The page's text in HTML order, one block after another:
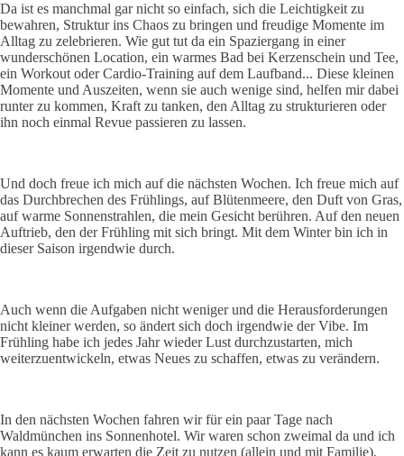
Da ist es manchmal gar nicht so einfach, sich die Leichtigkeit zu
bewahren, Struktur ins Chaos zu bringen und freudige Momente im
Alltag zu zelebrieren. Wie gut tut da ein Spaziergang in einer
wunderschönen Location, ein warmes Bad bei Kerzenschein und Tee,
ein Workout oder Cardio-Training auf dem Laufband... Diese kleinen
Momente und Auszeiten, wenn sie auch wenige sind, helfen mir dabei
runter zu kommen, Kraft zu tanken, den Alltag zu strukturieren oder
ihn noch einmal Revue passieren zu lassen.
Und doch freue ich mich auf die nächsten Wochen. Ich freue mich auf
das Durchbrechen des Frühlings, auf Blütenmeere, den Duft von Gras,
auf warme Sonnenstrahlen, die mein Gesicht berühren. Auf den neuen
Auftrieb, den der Frühling mit sich bringt. Mit dem Winter bin ich in
dieser Saison irgendwie durch.
Auch wenn die Aufgaben nicht weniger und die Herausforderungen
nicht kleiner werden, so ändert sich doch irgendwie der Vibe. Im
Frühling habe ich jedes Jahr wieder Lust durchzustarten, mich
weiterzuentwickeln, etwas Neues zu schaffen, etwas zu verändern.
In den nächsten Wochen fahren wir für ein paar Tage nach
Waldmünchen ins Sonnenhotel. Wir waren schon zweimal da und ich
kann es kaum erwarten die Zeit zu nutzen (allein und mit Familie),